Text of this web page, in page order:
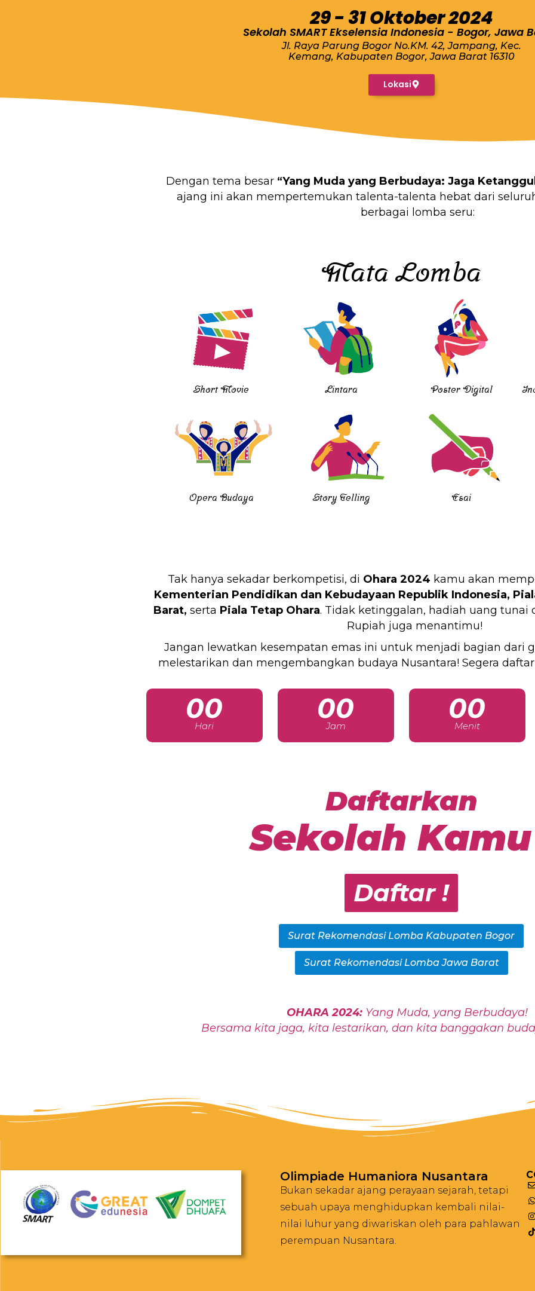
29 - 31 Oktober 2024
Sekolah SMART Ekselensia Indonesia - Bogor, Jawa
Jl. Raya Parung Bogor No.KM. 42, Jampang, Kec.
Kemang, Kabupaten Bogor, Jawa Barat 16310
Lokasi
Dengan tema besar “Yang Muda yang Berbudaya: Jaga
ajang ini akan mempertemukan talenta-talenta hebat dari
berbagai lomba seru:
Mata Lomba
Short Movie Lintara Poster Digital
Opera Budaya Story Telling Esai
Tak hanya sekadar berkompetisi, di Ohara 2024 kamu akan
Kementerian Pendidikan dan Kebudayaan Republik Indonesia,
Barat, serta Piala Tetap Ohara. Tidak ketinggalan, hadiah uang tunai
Rupiah juga menantimu!
Jangan lewatkan kesempatan emas ini untuk menjadi bagian dari
melestarikan dan mengembangkan budaya Nusantara! Segera
00
Hari
00
Jam
00
Menit
Daftarkan
Sekolah
Daftar !
Surat Rekomendasi Lomba Kabupaten Bogor
Surat Rekomendasi Lomba Jawa Barat
OHARA 2024: Yang Muda, yang Berbudaya!
Bersama kita jaga, kita lestarikan, dan kita banggakan
Olimpiade Humaniora Nusantara
Bukan sekadar ajang perayaan sejarah, tetapi
sebuah upaya menghidupkan kembali nilai-
nilai luhur yang diwariskan oleh para pahlawan
perempuan Nusantara.